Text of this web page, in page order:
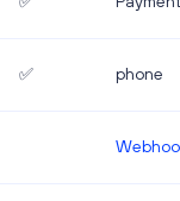
✅ phone